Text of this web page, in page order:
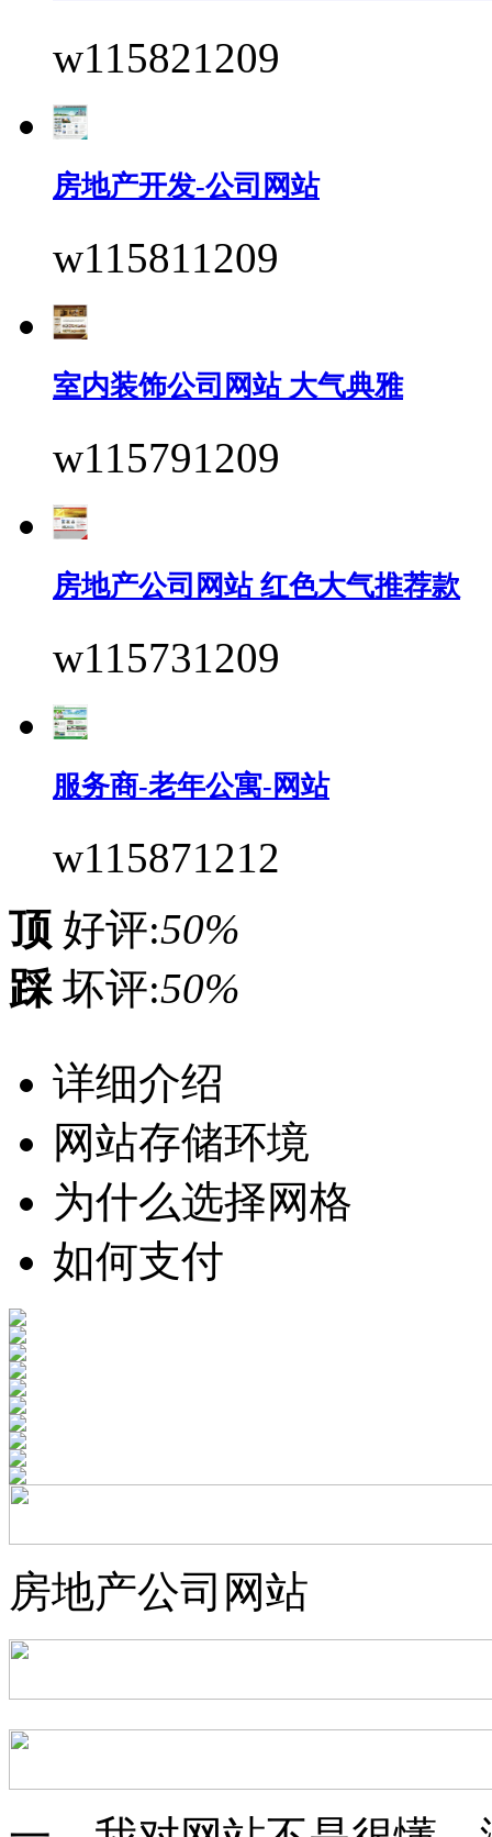
w115821209
房地产开发-公司网站
w115811209
室内装饰公司网站 大气典雅
w115791209
房地产公司网站 红色大气推荐款
w115731209
服务商-老年公寓-网站
w115871212
顶 好评:50%
踩 坏评:50%
详细介绍
网站存储环境
为什么选择网格
如何支付
房地产公司网站